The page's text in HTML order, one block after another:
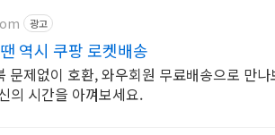
광고
역시 쿠팡 로켓배송
문제없이 호환, 와우회원 무료배송으로 만
의 시간을 아껴보세요.